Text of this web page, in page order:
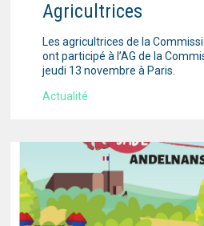
Agricultrices
Les agricultrices de la
ont participé à l’AG de la
jeudi 13 novembre à Paris.
Actualité